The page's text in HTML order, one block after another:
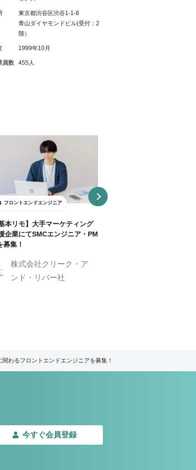
東京都渋谷区渋谷1-1-8
青山ダイヤモンドビル(受付：2
階）
1999年10月
員数 455人
フロントエンドエンジニア
基本リモ】大手マーケティング
企業にてSMCエンジニア・PM
募集！
株式会社クリーク・ア
ンド・リバー社
わるフロントエンドエンジニアを募集！
今すぐ会員登録